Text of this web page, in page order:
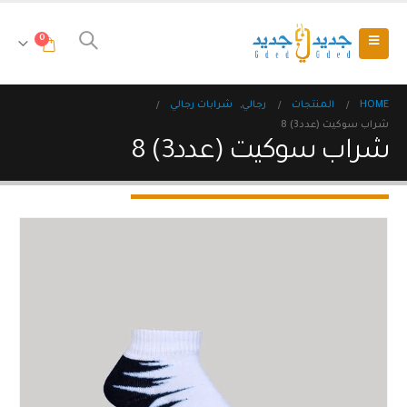
0
HOME المنتجات رجالي,
شرابات رجالي
شراب سوكيت (عدد3) 8
شراب سوكيت (عدد3) 8